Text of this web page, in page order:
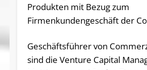
Produkten mit Bezug zum
Firmenkundengeschäft der
Geschäftsführer von
sind die Venture Capital